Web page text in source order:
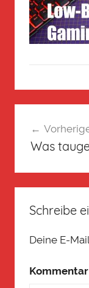
Was
Schreibe
Deine E-
Kommentar